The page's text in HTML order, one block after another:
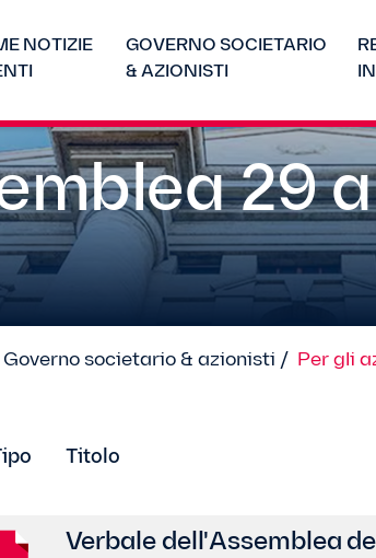
NOTIZIE
GOVERNO SOCIETARIO
& AZIONISTI
29
Governo societario & azionisti / Per gli
Titolo
Verbale dell'Assemblea